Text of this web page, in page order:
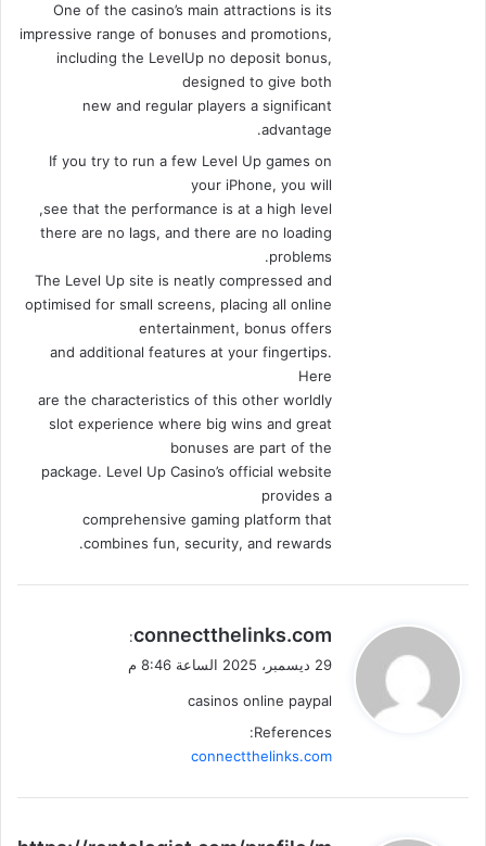
One of the casino’s main attractions is its
impressive range of bonuses and promotions,
including the LevelUp no deposit bonus,
designed to give both
new and regular players a significant
advantage.
If you try to run a few Level Up games on
your iPhone, you will
see that the performance is at a high level,
there are no lags, and there are no loading
problems.
The Level Up site is neatly compressed and
optimised for small screens, placing all online
entertainment, bonus offers
and additional features at your fingertips.
Here
are the characteristics of this other worldly
slot experience where big wins and great
bonuses are part of the
package. Level Up Casino’s official website
provides a
comprehensive gaming platform that
combines fun, security, and rewards.
ي
ق
ل
connectthelinks.com
:
29 ديسمبر، 2025 الساعة 8:46 م
casinos online paypal
References:
connectthelinks.com